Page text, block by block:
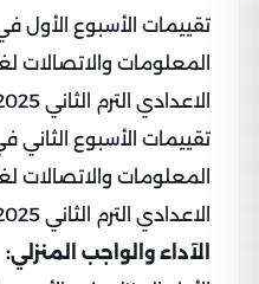
تقييمات الأسبوع الأول
الاعدادي الترم الثاني 2025 بصيغة PDF
تقييمات الأسبوع الثاني
الاعدادي الترم الثاني 2025 بصيغة PDF
الآداء والواجب المنزلي: